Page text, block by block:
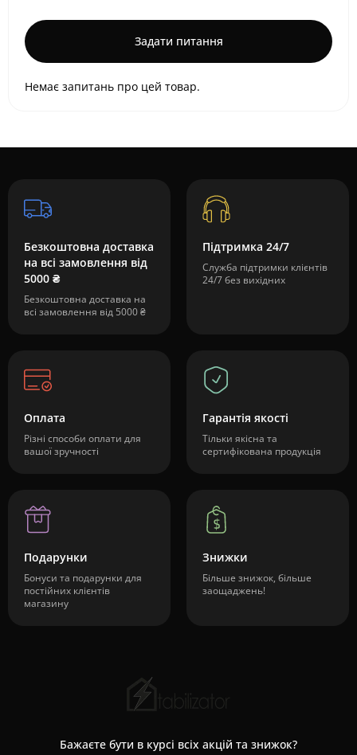
Задати питання
Немає запитань про цей товар.
Безкоштовна доставка
на всі замовлення від
5000 ₴
Безкоштовна доставка на
всі замовлення від 5000 ₴
Підтримка 24/7
Служба підтримки клієнтів
24/7 без вихідних
Оплата
Різні способи оплати для
вашої зручності
Гарантія якості
Тільки якісна та
сертифікована продукція
Подарунки
Бонуси та подарунки для
постійних клієнтів
магазину
Знижки
Більше знижок, більше
заощаджень!
Бажаєте бути в курсі всіх акцій та знижок?